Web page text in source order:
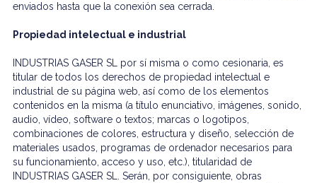
enviados hasta que la conexión sea cerrada.
Propiedad intelectual e industrial
INDUSTRIAS GASER SL por sí misma o como cesionaria, es
titular de todos los derechos de propiedad intelectual e
industrial de su página web, así como de los elementos
contenidos en la misma (a título enunciativo, imágenes, sonido,
audio, vídeo, software o textos; marcas o logotipos,
combinaciones de colores, estructura y diseño, selección de
materiales usados, programas de ordenador necesarios para
su funcionamiento, acceso y uso, etc.), titularidad de
INDUSTRIAS GASER SL. Serán, por consiguiente, obras